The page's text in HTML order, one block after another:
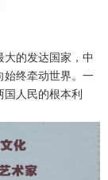
的发达国家，中
始终牵动世界。一
人民的根本利